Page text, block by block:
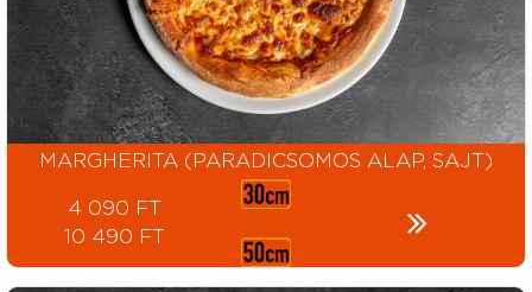
MARGHERITA (PARADICSOMOS ALAP, SAJT)
4 090 FT
10 490 FT